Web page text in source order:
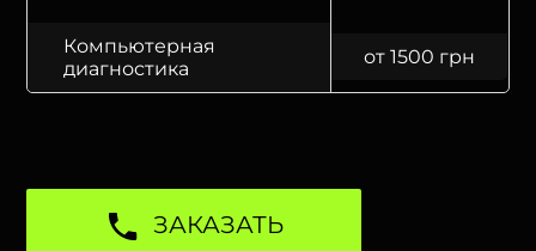
Компьютерная
диагностика
от 1500 грн
ЗАКАЗАТЬ